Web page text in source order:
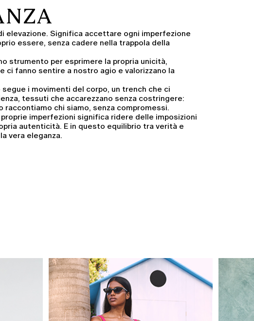
elevazione. Significa accettare ogni imperfezione
essere, senza cadere nella trappola della
strumento per esprimere la propria unicità,
ci fanno sentire a nostro agio e valorizzano la
segue i movimenti del corpo, un trench che ci
tessuti che accarezzano senza costringere:
raccontiamo chi siamo, senza compromessi.
imperfezioni significa ridere delle imposizioni
autenticità. E in questo equilibrio tra verità e
vera eleganza.